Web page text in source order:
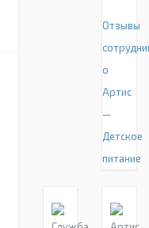
Отзывы
о
Артис
—
Детское
питание